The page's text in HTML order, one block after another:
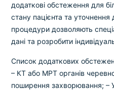
додаткові обстеження для
стану пацієнта та уточнення
процедури дозволяють
дані та розробити
Список додаткових
– КТ або МРТ органів
поширення захворювання; –